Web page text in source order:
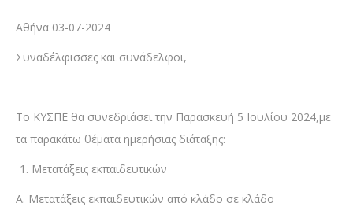
Αθήνα 03-07-2024
Συναδέλφισσες και συνάδελφοι,
Το ΚΥΣΠΕ θα συνεδριάσει την Παρασκευή 5 Ιουλίου 2024,με
τα παρακάτω θέματα ημερήσιας διάταξης:
Μετατάξεις εκπαιδευτικών
Α. Μετατάξεις εκπαιδευτικών από κλάδο σε κλάδο